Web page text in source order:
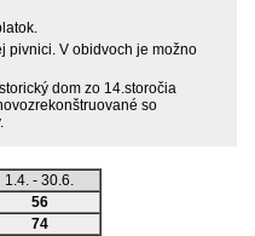
pivnici. V obidvoch je možno
dom zo 14.storočia
so
1.4. - 30.6.
56
74